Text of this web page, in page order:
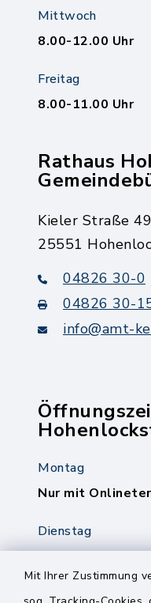
Mit Ihrer Zustimmung
Mittwoch
8.00-12.00 Uhr
Freitag
8.00-11.00 Uhr
Rathaus
Kieler Straße 49
25551
04826 30-0
04826 30-
info@amt-
Montag
Nur mit
Dienstag
8.00-12.00 Uhr
14.00-18.00 Uhr